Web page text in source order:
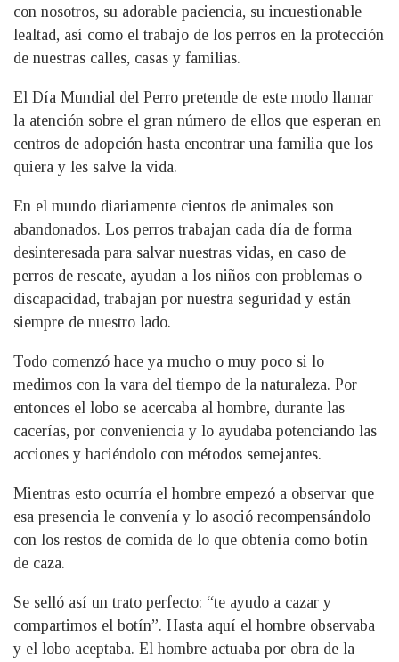
con nosotros, su adorable paciencia, su incuestionable
lealtad, así como el trabajo de los perros en la protección
de nuestras calles, casas y familias.
El Día Mundial del Perro pretende de este modo llamar
la atención sobre el gran número de ellos que esperan en
centros de adopción hasta encontrar una familia que los
quiera y les salve la vida.
En el mundo diariamente cientos de animales son
abandonados. Los perros trabajan cada día de forma
desinteresada para salvar nuestras vidas, en caso de
perros de rescate, ayudan a los niños con problemas o
discapacidad, trabajan por nuestra seguridad y están
siempre de nuestro lado.
Todo comenzó hace ya mucho o muy poco si lo
medimos con la vara del tiempo de la naturaleza. Por
entonces el lobo se acercaba al hombre, durante las
cacerías, por conveniencia y lo ayudaba potenciando las
acciones y haciéndolo con métodos semejantes.
Mientras esto ocurría el hombre empezó a observar que
esa presencia le convenía y lo asoció recompensándolo
con los restos de comida de lo que obtenía como botín
de caza.
Se selló así un trato perfecto: “te ayudo a cazar y
compartimos el botín”. Hasta aquí el hombre observaba
y el lobo aceptaba. El hombre actuaba por obra de la